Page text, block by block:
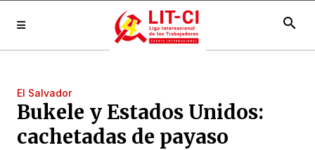
search
El Salvador
Bukele y Estados Unidos:
cachetadas de payaso